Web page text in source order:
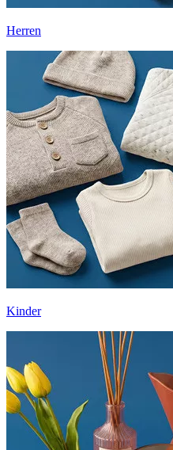
Herren
Kinder